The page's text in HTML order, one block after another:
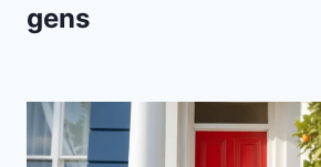
gens